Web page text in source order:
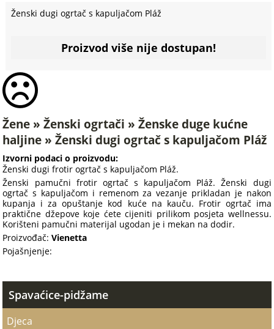
Ženski dugi ogrtač s kapuljačom Pláž
Proizvod više nije dostupan!
Žene » Ženski ogrtači » Ženske duge kućne
haljine » Ženski dugi ogrtač s kapuljačom Pláž
Izvorni podaci o proizvodu:
Ženski dugi frotir ogrtač s kapuljačom Pláž.
Ženski pamučni frotir ogrtač s kapuljačom Pláž. Ženski dugi
ogrtač s kapuljačom i remenom za vezanje prikladan je nakon
kupanja i za opuštanje kod kuće na kauču. Frotir ogrtač ima
praktične džepove koje ćete cijeniti prilikom posjeta wellnessu.
Korišteni pamučni materijal ugodan je i mekan na dodir.
Proizvođač:Vienetta
Pojašnjenje:
Spavaćice-pidžame
Djeca